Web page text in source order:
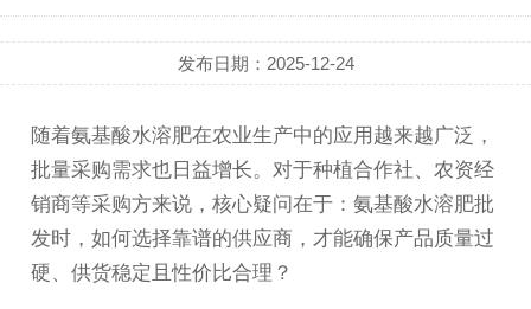
发布日期：2025-12-24
随着氨基酸水溶肥在农业生产中的应用越来越广泛，
批量采购需求也日益增长。对于种植合作社、农资经
销商等采购方来说，核心疑问在于：氨基酸水溶肥批
发时，如何选择靠谱的供应商，才能确保产品质量过
硬、供货稳定且性价比合理？